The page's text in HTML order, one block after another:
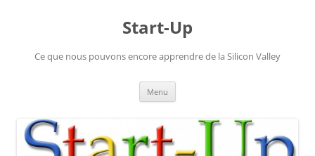
Start-Up
Ce que nous pouvons encore apprendre de la Silicon Valley
Menu